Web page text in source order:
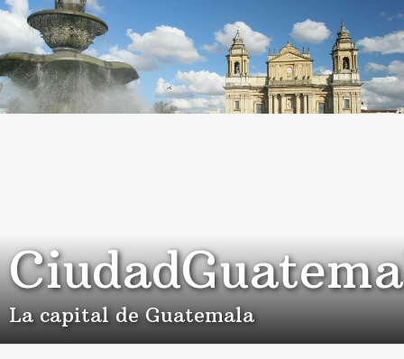
La capital de Guatemala